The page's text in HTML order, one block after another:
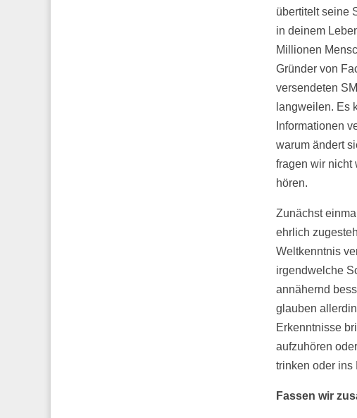
übertitelt seine
in deinem
Millionen
Gründer von
versendeten
langweilen. Es
Informationen
warum ändert
fragen wir nicht
hören.
Zunächst
ehrlich
Weltkenntnis
irgendwelche
annähernd
glauben
Erkenntnisse
aufzuhören
trinken oder ins
Fassen wir